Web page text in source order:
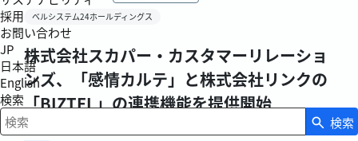
採用
お問い合わせ
JP
日本語
English
検索
検索キーワード入力
検索
ベルシステム24ホールディングス
株式会社スカパー・カスタマーリレーショ
ンズ、「感情カルテ」と株式会社リンクの
「BIZTEL」の連携機能を提供開始